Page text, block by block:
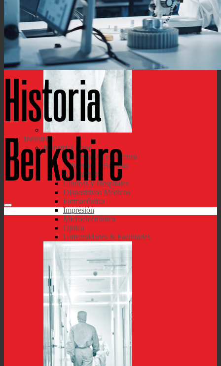
Industrias
Industrias clave
Aeroespacial y Defensa
Alimentos y Bebidas
Automotriz
Clinicas y Hospitales
Dispositivos Médicos
Farmacéutica
Impresión
Microelectrónica
Óptica
Universidades & Facultades
Historia
Berkshire